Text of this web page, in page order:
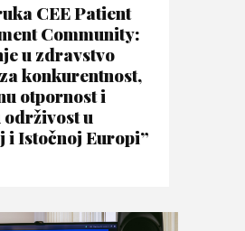
CEE Patient
Community:
u zdravstvo
konkurentnost,
otpornost i
u
i Istočnoj Europi”